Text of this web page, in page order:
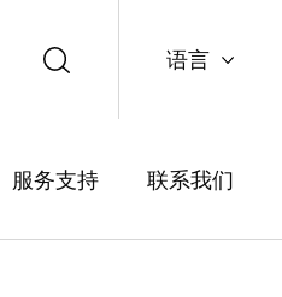
语言
English
服务支持 联系我们